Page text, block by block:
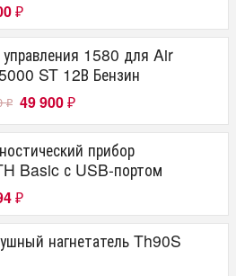
₽
управления 1580 для Air
ST 12В Бензин
₽ 49 900 ₽
прибор
Basic с USB-портом
₽
нагнетатель Th90S